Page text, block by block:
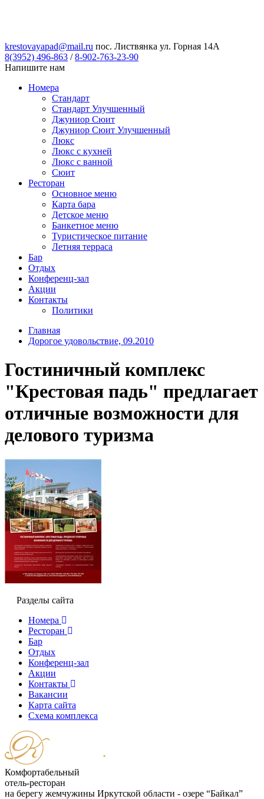
krestovayapad@mail.ru пос. Листвянка ул. Горная 14А
8(3952) 496-863 / 8-902-763-23-90
Напишите нам
Номера
Стандарт
Стандарт Улучшенный
Джуниор Сюит
Джуниор Сюит Улучшенный
Люкс
Люкс с кухней
Люкс с ванной
Сюит
Ресторан
Основное меню
Карта бара
Детское меню
Банкетное меню
Туристическое питание
Летняя терраса
Бар
Отдых
Конференц-зал
Акции
Контакты
Политики
Главная
Дорогое удовольствие, 09.2010
Гостиничный комплекс
"Крестовая падь" предлагает
отличные возможности для
делового туризма
Разделы сайта
Номера
Ресторан
Бар
Отдых
Конференц-зал
Акции
Контакты
Вакансии
Карта сайта
Cхема комплекса
Комфортабельный
отель-ресторан
на берегу жемчужины Иркутской области - озере “Байкал”